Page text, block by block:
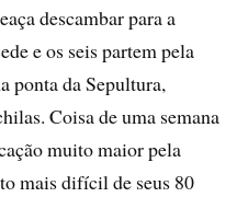
descambar para a
e os seis partem pela
ponta da Sepultura,
Coisa de uma semana
muito maior pela
mais difícil de seus 80